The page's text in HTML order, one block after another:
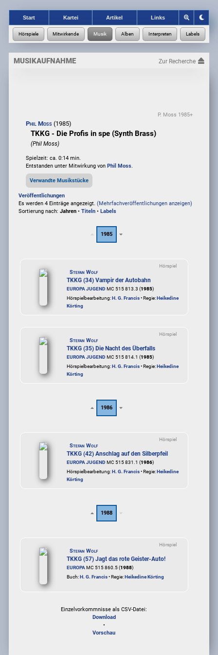
Start Kartei Artikel Links
MUSIKAUFNAHME Zur Recherche
P. Moss 1985+
Phil Moss(1985)
TKKG - Die Profis in spe (Synth Brass)
(Phil Moss)
Spielzeit: ca. 0:14 min.
Entstanden unter Mitwirkung von Phil Moss.
Verwandte Musikstücke
Veröffentlichungen
Es werden 4 Einträge angezeigt. (Mehrfachveröffentlichungen anzeigen)
Sortierung nach: Jahren• Titeln• Labels
1985
Hörspiel
Stefan Wolf
TKKG (34) Vampir der Autobahn
EUROPA JUGEND MC 515 813.3 (1985)
Hörspielbearbeitung:H. G. Francis• Regie:Heikedine
Körting
Hörspiel
Stefan Wolf
TKKG (35) Die Nacht des Überfalls
EUROPA JUGEND MC 515 814.1 (1985)
Hörspielbearbeitung:H. G. Francis• Regie:Heikedine
Körting
1986
Hörspiel
Stefan Wolf
TKKG (42) Anschlag auf den Silberpfeil
EUROPA JUGEND MC 515 831.1 (1986)
Hörspielbearbeitung:H. G. Francis• Regie:Heikedine
Körting
1988
Hörspiel
Stefan Wolf
TKKG (57) Jagt das rote Geister-Auto!
EUROPAMC 515 860.5 (1988)
Buch:H. G. Francis• Regie:Heikedine Körting
Einzelvorkommnisse als CSV-Datei:
Download
•
Vorschau